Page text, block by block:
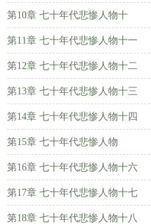
第10章 七十年代悲惨人物十
第11章 七十年代悲惨人物十一
第12章 七十年代悲惨人物十二
第13章 七十年代悲惨人物十三
第14章 七十年代悲惨人物十四
第15章 七十年代悲惨人物
第16章 七十年代悲惨人物十六
第17章 七十年代悲惨人物十七
第18章 七十年代悲惨人物十八